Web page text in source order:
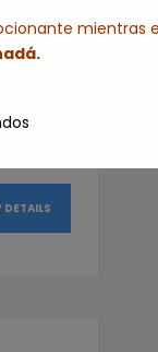
DETAILS
mientras